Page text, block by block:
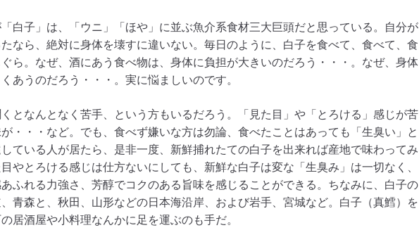
白子」は、「ウニ」「ほや」に並ぶ魚介系食材三大巨頭だと思っている。自分が
なら、絶対に身体を壊すに違いない。毎日のように、白子を食べて、食べて、食
ら。なぜ、酒にあう食べ物は、身体に負担が大きいのだろう・・・。なぜ、身体
あうのだろう・・・。実に悩ましいのです。
となんとなく苦手、という方もいるだろう。「見た目」や「とろける」感じが苦
・・・など。でも、食べず嫌いな方は勿論、食べたことはあっても「生臭い」と
ている人が居たら、是非一度、新鮮捕れたての白子を出来れば産地で味わってみ
やとろける感じは仕方ないにしても、新鮮な白子は変な「生臭み」は一切なく、
ふれる力強さ、芳醇でコクのある旨味を感じることができる。ちなみに、白子の
青森と、秋田、山形などの日本海沿岸、および岩手、宮城など。白子（真鱈）を
居酒屋や小料理なんかに足を運ぶのも手だ。